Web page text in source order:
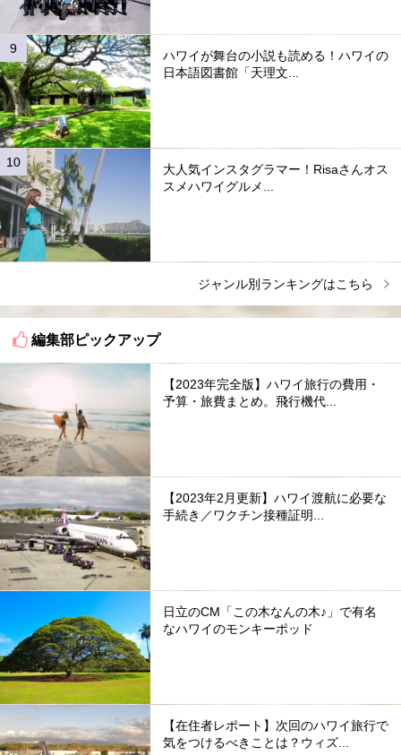
ハワイが舞台の小説も読める！ハワイの
日本語図書館「天理文...
大人気インスタグラマー！Risaさんオス
スメハワイグルメ...
ジャンル別ランキングはこちら
編集部ピックアップ
【2023年完全版】ハワイ旅行の費用・
予算・旅費まとめ。飛行機代...
【2023年2月更新】ハワイ渡航に必要な
手続き／ワクチン接種証明...
日立のCM「この木なんの木♪」で有名
なハワイのモンキーポッド
【在住者レポート】次回のハワイ旅行で
気をつけるべきことは？ウィズ...